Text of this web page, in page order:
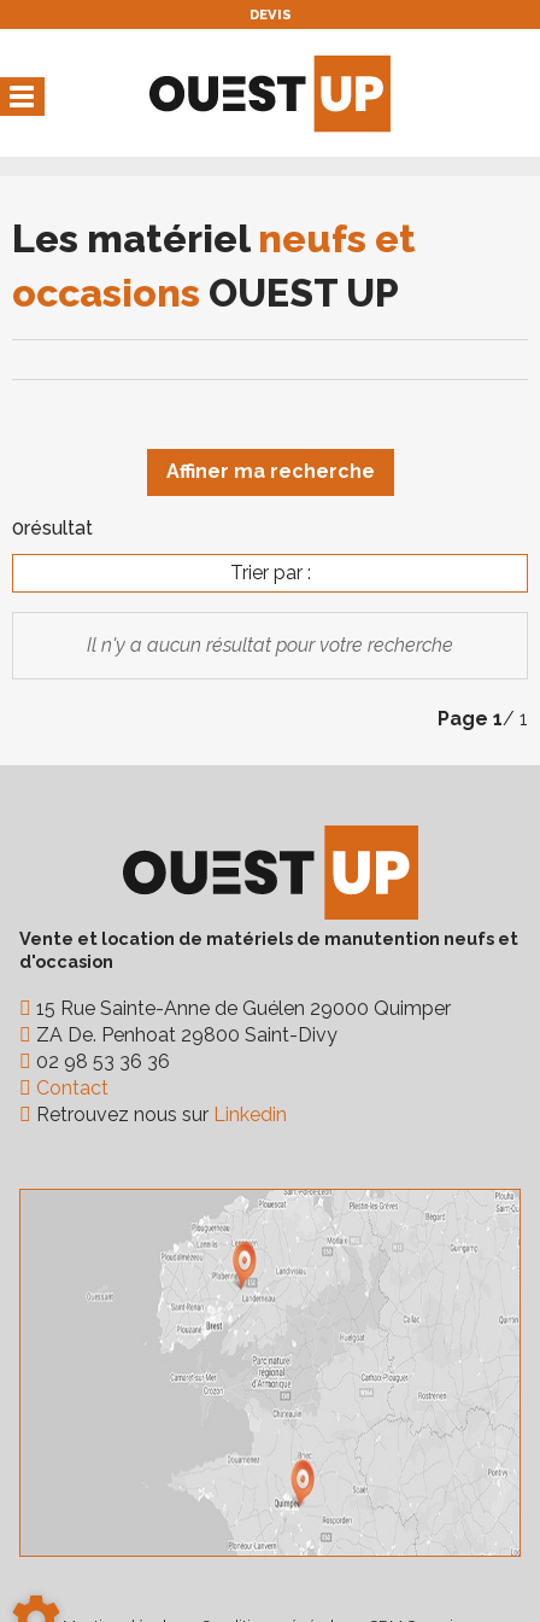
DEVIS
Les matérielneufs et
occasions OUEST UP
0résultat
Trier par :
Affiner ma recherche
Il n'y a aucun résultat pour votre recherche
Page 1/ 1
Vente et location de matériels de manutention neufs et
d'occasion
15 Rue Sainte-Anne de Guélen 29000 Quimper
ZA De. Penhoat 29800 Saint-Divy
02 98 53 36 36
Contact
Retrouvez nous sur Linkedin
Vous avez une réservation
en cours
Vous n'avez pas de réservation en cours